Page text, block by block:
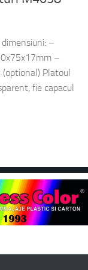
–
–
Platoul
fie capacul